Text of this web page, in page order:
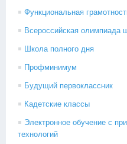
Функциональная
Всероссийская олимпиада
Школа полного дня
Профминимум
Будущий первоклассник
Кадетские классы
Электронное обучение с
технологий